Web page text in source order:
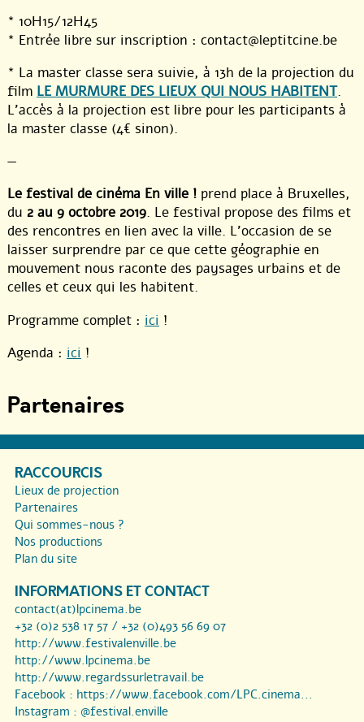
* 10H15/12H45
* Entrée libre sur inscription : contact@leptitcine.be
* La master classe sera suivie, à 13h de la projection du
film LE MURMURE DES LIEUX QUI NOUS HABITENT.
L’accès à la projection est libre pour les participants à
la master classe (4€ sinon).
—
Le festival de cinéma En ville ! prend place à Bruxelles,
du 2 au 9 octobre 2019. Le festival propose des films et
des rencontres en lien avec la ville. L’occasion de se
laisser surprendre par ce que cette géographie en
mouvement nous raconte des paysages urbains et de
celles et ceux qui les habitent.
Programme complet : ici !
Agenda : ici !
Partenaires
RACCOURCIS
Lieux de projection
Partenaires
Qui sommes-nous ?
Nos productions
Plan du site
INFORMATIONS ET CONTACT
contact(at)lpcinema.be
+32 (0)2 538 17 57 / +32 (0)493 56 69 07
http://www.festivalenville.be
http://www.lpcinema.be
http://www.regardssurletravail.be
Facebook : https://www.facebook.com/LPC.cinema...
Instagram : @festival.enville